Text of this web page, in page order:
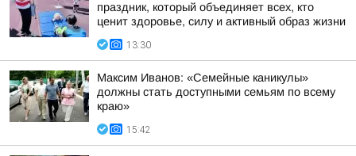
праздник, который объединяет всех, кто
ценит здоровье, силу и активный образ жизни
13:30
Максим Иванов: «Семейные каникулы»
должны стать доступными семьям по всему
краю»
15:42